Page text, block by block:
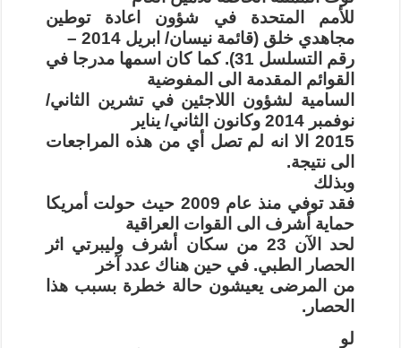
للأمم المتحدة في شؤون اعادة توطين
مجاهدي خلق (قائمة نيسان/ ابريل 2014 –
رقم التسلسل 31). كما كان اسمها مدرجا في
القوائم المقدمة الى المفوضية
السامية لشؤون اللاجئين في تشرين الثاني/
نوفمبر 2014 وكانون الثاني/ يناير
2015 الا انه لم تصل أي من هذه المراجعات
الى نتيجة.
وبذلك
فقد توفي منذ عام 2009 حيث حولت أمريكا
حماية أشرف الى القوات العراقية
لحد الآن 23 من سكان أشرف وليبرتي اثر
الحصار الطبي. في حين هناك عدد آخر
من المرضى يعيشون حالة خطرة بسبب هذا
الحصار.
لو